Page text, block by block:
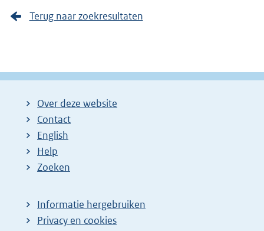
Terug naar zoekresultaten
Over deze website
Contact
English
Help
Zoeken
Informatie hergebruiken
Privacy en cookies